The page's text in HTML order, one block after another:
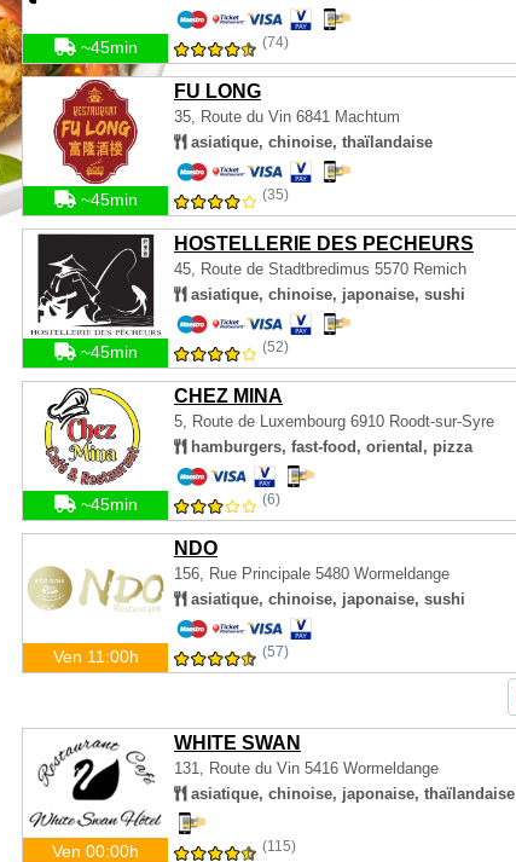
~45min (74)
FU LONG
35, Route du Vin 6841 Machtum
asiatique, chinoise, thaïlandaise
~45min (35)
HOSTELLERIE DES PECHEURS
45, Route de Stadtbredimus 5570 Remich
asiatique, chinoise, japonaise, sushi
~45min (52)
CHEZ MINA
5, Route de Luxembourg 6910 Roodt-sur-Syre
hamburgers, fast-food, oriental, pizza
~45min (6)
NDO
156, Rue Principale 5480 Wormeldange
asiatique, chinoise, japonaise, sushi
Ven 11:00h (57)
WHITE SWAN
131, Route du Vin 5416 Wormeldange
asiatique, chinoise, japonaise, thaïlandaise
Ven 00:00h (115)